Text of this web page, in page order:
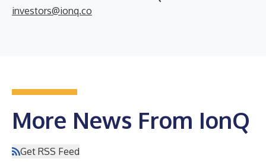
investors@ionq.co
More News From IonQ
Get RSS Feed